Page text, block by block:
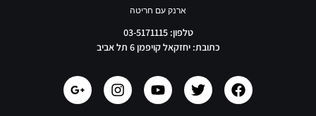
ארנק עם חריטה
טלפון: 03-5171115
כתובת: יחזקאל קויפמן 6 תל אביב